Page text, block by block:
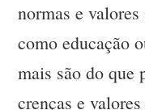
normas e
como educação
mais são do que
crenças e